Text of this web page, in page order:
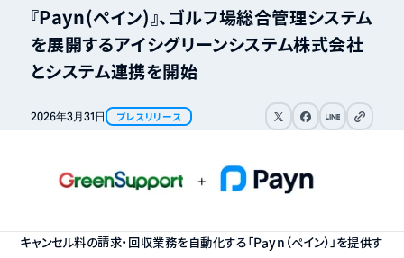
『Payn（ペイン）』、ゴルフ場総合管理システム
を展開するアイシグリーンシステム株式会社
とシステム連携を開始
2026年3月31日 プレスリリース リンクをコピ
キャンセル料の請求・回収業務を自動化する「Payn（ペイン）」を提供す